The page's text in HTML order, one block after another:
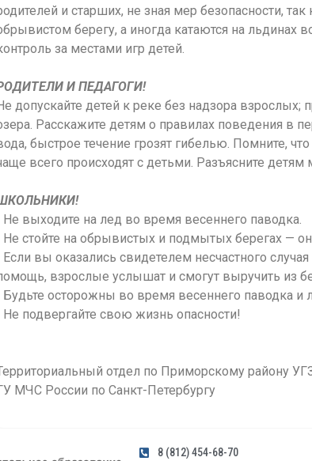
и старших, не зная мер безопасности,
берегу, а иногда катаются на льдинах
за местами игр детей.
И ПЕДАГОГИ!
допускайте детей к реке без надзора
Расскажите детям о правилах поведения в
быстрое течение грозят гибелью. Помните,
всего происходят с детьми. Разъясните
Не выходите на лед во время весеннего паводка.
Не стойте на обрывистых и подмытых берегах —
Если вы оказались свидетелем несчастного
взрослые услышат и смогут выручить из
Будьте осторожны во время весеннего паводка и
Не подвергайте свою жизнь опасности!
отдел по Приморскому району
МЧС России по Санкт-Петербургу
8 (812) 454-68-70